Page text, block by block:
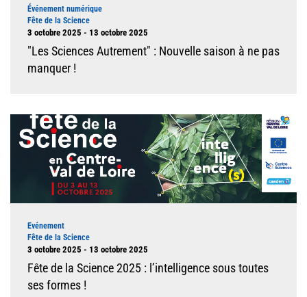
Type d'événement
Événement numérique
Fête de la Science
Dates
3 octobre 2025 - 13 octobre 2025
"Les Sciences Autrement" : Nouvelle saison à ne pas
manquer !
Illustration
Type d'événement
Evénement
Fête de la Science
Dates
3 octobre 2025 - 13 octobre 2025
Fête de la Science 2025 : l’intelligence sous toutes
ses formes !